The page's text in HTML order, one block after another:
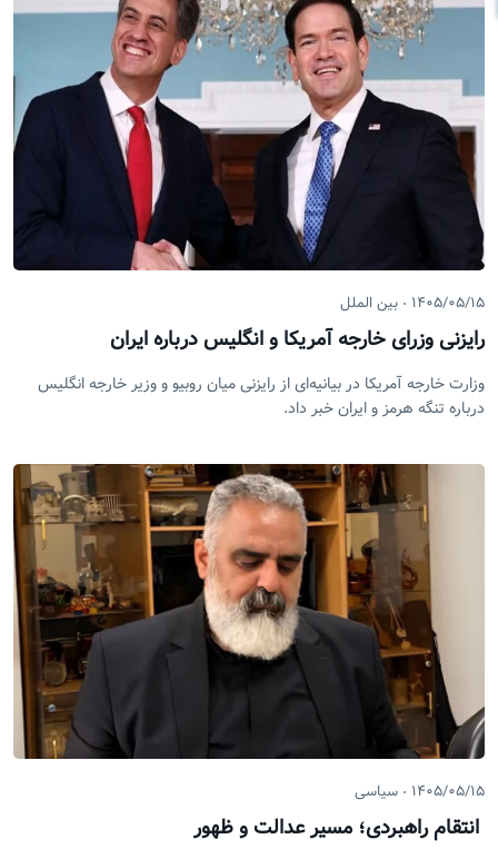
۱۴۰۵/۰۵/۱۵ بین الملل
رایزنی وزرای خارجه آمریکا و انگلیس درباره ایران
وزارت خارجه آمریکا در بیانیه‌ای از رایزنی میان روبیو و وزیر خارجه انگلیس
درباره تنگه هرمز و ایران خبر داد.
۱۴۰۵/۰۵/۱۵ سیاسی
انتقام راهبردی؛ مسیر عدالت و ظهور